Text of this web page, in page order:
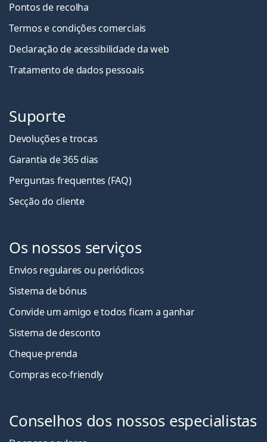
Pontos de recolha
Termos e condições comerciais
Declaração de acessibilidade da web
Tratamento de dados pessoais
Suporte
Devoluções e trocas
Garantia de 365 dias
Perguntas frequentes (FAQ)
Secção do cliente
Os nossos serviços
Envios regulares ou periódicos
Sistema de bónus
Convide um amigo e todos ficam a ganhar
Sistema de desconto
Cheque-prenda
Compras eco-friendly
Conselhos dos nossos especialistas